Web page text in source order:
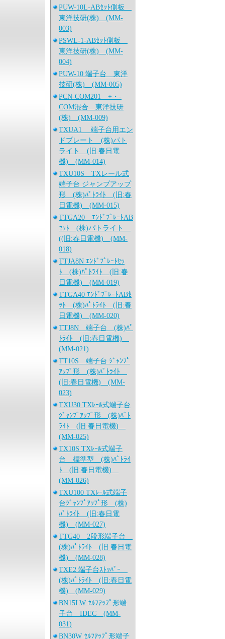
PUW-10L-ABｾｯﾄ側板
東洋技研(株) (MM-
003)
PSWL-1-ABｾｯﾄ側板
東洋技研(株) (MM-
004)
PUW-10 端子台 東洋
技研(株) (MM-005)
PCN-COM201 +・-
COM混合 東洋技研
(株) (MM-009)
TXUA1 端子台用エン
ドプレート (株)パト
ライト (旧:春日電
機) (MM-014)
TXU10S TXレール式
端子台 ジャンプアップ
形 (株)ﾊﾟﾄﾗｲﾄ (旧:春
日電機) (MM-015)
TTGA20 ｴﾝﾄﾞﾌﾟﾚｰﾄAB
ｾｯﾄ (株)パトライト
((旧:春日電機) (MM-
018)
TTJA8N ｴﾝﾄﾞﾌﾟﾚｰﾄｾｯ
ﾄ (株)ﾊﾟﾄﾗｲﾄ (旧:春
日電機) (MM-019)
TTGA40 ｴﾝﾄﾞﾌﾟﾚｰﾄABｾ
ｯﾄ (株)ﾊﾟﾄﾗｲﾄ (旧:春
日電機) (MM-020)
TTJ8N 端子台 (株)ﾊﾟ
ﾄﾗｲﾄ (旧:春日電機)
(MM-021)
TT10S 端子台 ｼﾞｬﾝﾌﾟ
ｱｯﾌﾟ形 (株)ﾊﾟﾄﾗｲﾄ
(旧:春日電機) (MM-
023)
TXU30 TXﾚｰﾙ式端子台
ｼﾞｬﾝﾌﾟｱｯﾌﾟ形 (株)ﾊﾟﾄ
ﾗｲﾄ (旧:春日電機)
(MM-025)
TX10S TXﾚｰﾙ式端子
台 標準型 (株)ﾊﾟﾄﾗｲ
ﾄ (旧:春日電機)
(MM-026)
TXU100 TXﾚｰﾙ式端子
台ｼﾞｬﾝﾌﾟｱｯﾌﾟ形 (株)
ﾊﾟﾄﾗｲﾄ (旧:春日電
機) (MM-027)
TTG40 2段形端子台
(株)ﾊﾟﾄﾗｲﾄ (旧:春日電
機) (MM-028)
TXE2 端子台ｽﾄｯﾊﾟｰ
(株)ﾊﾟﾄﾗｲﾄ (旧:春日電
機) (MM-029)
BN15LW ｾﾙﾌｱｯﾌﾟ形端
子台 IDEC (MM-
031)
BN30W ｾﾙﾌｱｯﾌﾟ形端子